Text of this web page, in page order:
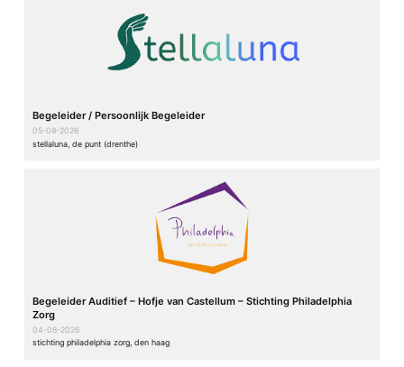
Begeleider / Persoonlijk Begeleider
05-08-2026
stellaluna, de punt (drenthe)
Begeleider Auditief – Hofje van Castellum – Stichting Philadelphia
Zorg
04-08-2026
stichting philadelphia zorg, den haag